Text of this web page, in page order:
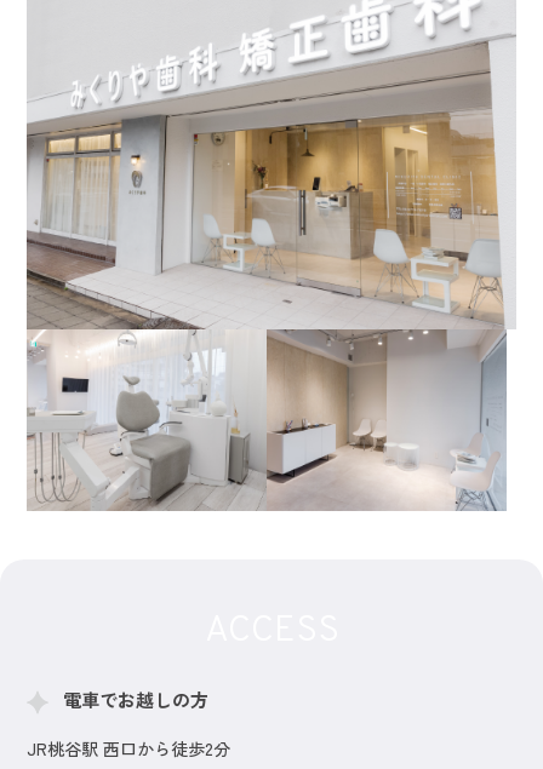
電車でお越しの方
JR桃谷駅 西口から徒歩2分